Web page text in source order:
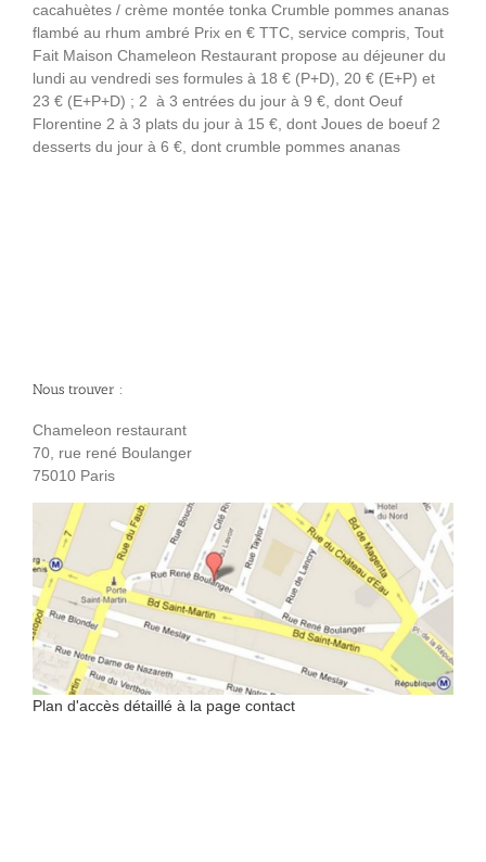
cacahuètes / crème montée tonka Crumble pommes ananas
flambé au rhum ambré Prix en € TTC, service compris, Tout
Fait Maison Chameleon Restaurant propose au déjeuner du
lundi au vendredi ses formules à 18 € (P+D), 20 € (E+P) et
23 € (E+P+D) ; 2 à 3 entrées du jour à 9 €, dont Oeuf
Florentine 2 à 3 plats du jour à 15 €, dont Joues de boeuf 2
desserts du jour à 6 €, dont crumble pommes ananas
Nous trouver :
Chameleon restaurant
70, rue rené Boulanger
75010 Paris
Plan d'accès détaillé à la page contact